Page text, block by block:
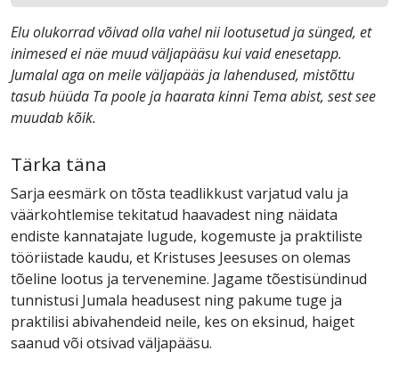
Elu olukorrad võivad olla vahel nii lootusetud ja sünged, et
inimesed ei näe muud väljapääsu kui vaid enesetapp.
Jumalal aga on meile väljapääs ja lahendused, mistõttu
tasub hüüda Ta poole ja haarata kinni Tema abist, sest see
muudab kõik.
Tärka täna
Sarja eesmärk on tõsta teadlikkust varjatud valu ja
väärkohtlemise tekitatud haavadest ning näidata
endiste kannatajate lugude, kogemuste ja praktiliste
tööriistade kaudu, et Kristuses Jeesuses on olemas
tõeline lootus ja tervenemine. Jagame tõestisündinud
tunnistusi Jumala headusest ning pakume tuge ja
praktilisi abivahendeid neile, kes on eksinud, haiget
saanud või otsivad väljapääsu.